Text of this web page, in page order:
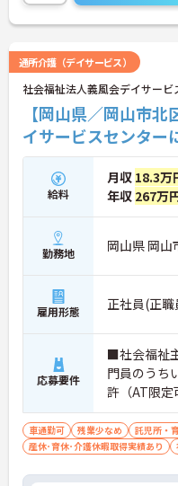
通所介護（デイサービス）
社会福祉法人義風会デイサービ
【岡山県／岡山市
イサービスセンター
給料
月収 18.3万
年収 267万
勤務地 岡山県 岡山
雇用形態 正社員(正職
応募要件
■社会福祉
門員のうち
許（AT限
車通勤可 残業少なめ 託児所・
産休･育休･介護休暇取得実績あり